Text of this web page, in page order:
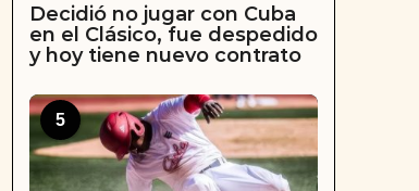
Decidió no jugar con Cuba
en el Clásico, fue despedido
y hoy tiene nuevo contrato
5